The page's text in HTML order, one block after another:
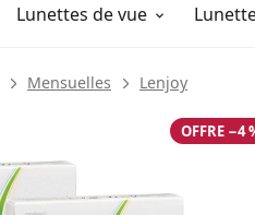
Lunettes de vue
Mensuelles Lenjoy
OFFRE −4